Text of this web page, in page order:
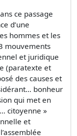
ce passage
d’une
hommes et les
mouvements
et juridique
(paratexte et
des causes et
bonheur
qui met en
citoyenne »
et